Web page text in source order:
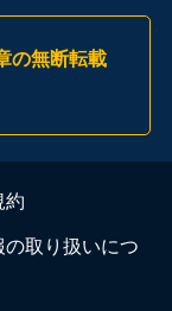
の無断転載
約
の取り扱いにつ